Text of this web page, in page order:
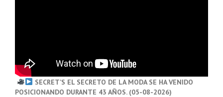
SECRET’S EL SECRETO DE LA MODA SE HA VENIDO
POSICIONANDO DURANTE 43 AÑOS. (05-08-2026)